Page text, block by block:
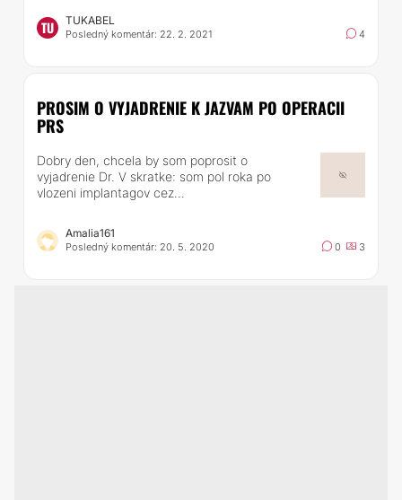
TU TUKABEL
Posledný komentár: 22. 2. 2021 4
PROSIM O VYJADRENIE K JAZVAM PO OPERACII
PRS
Dobry den, chcela by som poprosit o
vyjadrenie Dr. V skratke: som pol roka po
vlozeni implantagov cez...
Amalia161
Posledný komentár: 20. 5. 2020 0 3